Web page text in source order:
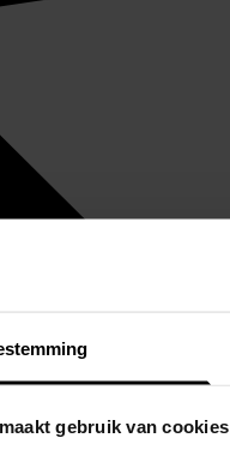
gebruik van cookies